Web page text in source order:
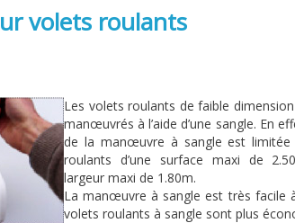
volets roulants
Les volets roulants de faible
manœuvrés à l’aide d’une sangle. En
de la manœuvre à sangle est
roulants d’une surface maxi de
largeur maxi de 1.80m.
La manœuvre à sangle est très facile
volets roulants à sangle sont plus